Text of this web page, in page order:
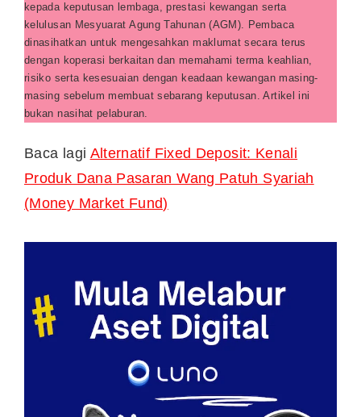
kepada keputusan lembaga, prestasi kewangan serta
kelulusan Mesyuarat Agung Tahunan (AGM). Pembaca
dinasihatkan untuk mengesahkan maklumat secara terus
dengan koperasi berkaitan dan memahami terma keahlian,
risiko serta kesesuaian dengan keadaan kewangan masing-
masing sebelum membuat sebarang keputusan. Artikel ini
bukan nasihat pelaburan.
Baca lagi Alternatif Fixed Deposit: Kenali
Produk Dana Pasaran Wang Patuh Syariah
(Money Market Fund)